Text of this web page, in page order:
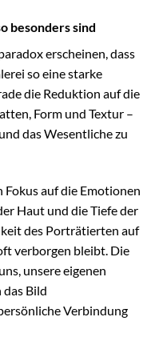
besonders sind
erscheinen, dass
so eine starke
die Reduktion auf die
Form und Textur –
das Wesentliche zu
auf die Emotionen
Haut und die Tiefe der
des Porträtierten auf
verborgen bleibt. Die
unsere eigenen
Bild
Verbindung